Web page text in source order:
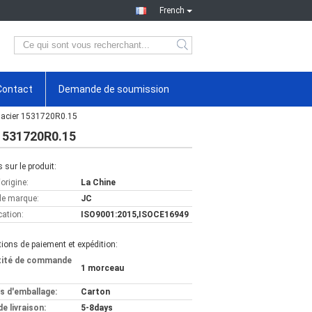
French
Demande de soumission
1531720R0.15
sur le produit:
La Chine
marque:
JC
ISO9001:2015,ISOCE16949
de paiement et expédition:
de commande
1 morceau
d'emballage:
Carton
livraison:
5-8days